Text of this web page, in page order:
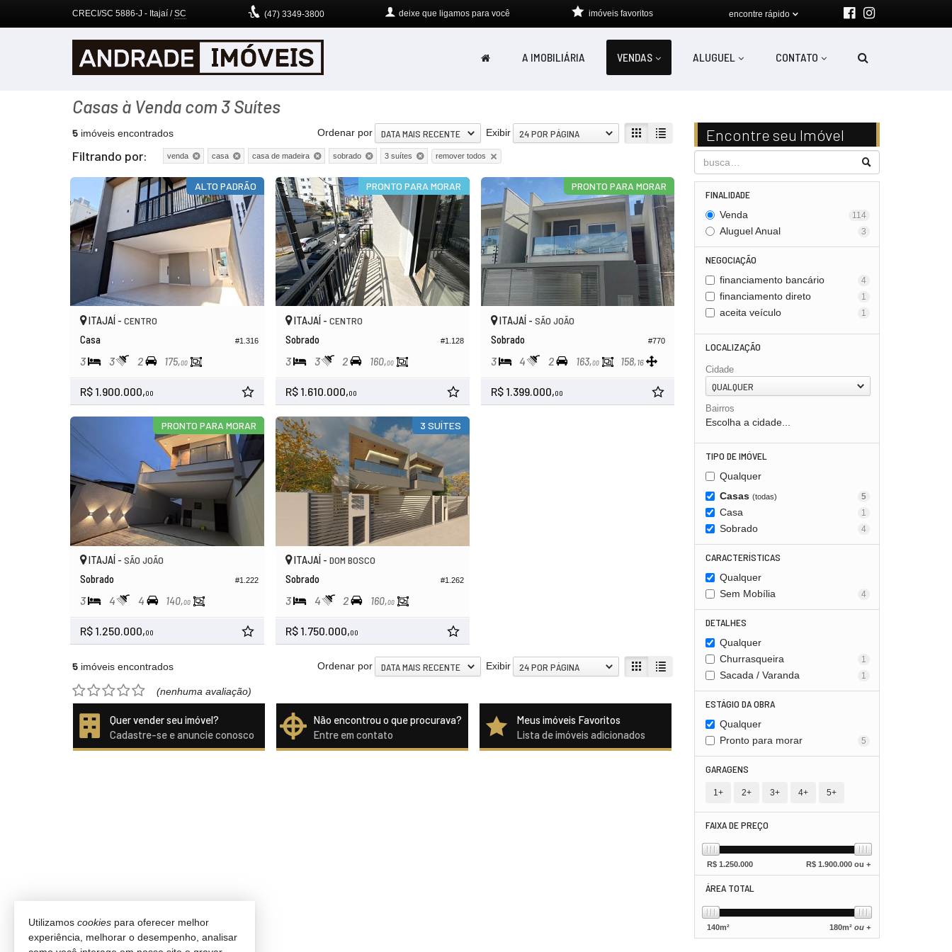
CRECI/SC 5886-J - Itajaí /SC (47) 3349-3800 deixe que ligamos para você encontre rápido
imóveis favoritos
A IMOBILIÁRIA VENDAS ALUGUEL CONTATO
Casas à Venda com 3 Suítes
Encontre seu Imóvel
FINALIDADE
Venda 114
Aluguel Anual 3
NEGOCIAÇÃO
financiamento bancário 4
financiamento direto 1
aceita veículo 1
LOCALIZAÇÃO
Cidade
QUALQUER
Bairros
Escolha a cidade...
TIPO DE IMÓVEL
Qualquer
Casas (todas) 5
Casa 1
Sobrado 4
CARACTERÍSTICAS
Qualquer
Sem Mobília
4
DETALHES
Qualquer
Churrasqueira
1
Sacada / Varanda 1
ESTÁGIO DA OBRA
Qualquer
Pronto para morar
5
GARAGENS
1+ 2+ 3+ 4+ 5+
FAIXA DE PREÇO
R$ 1.250.000 R$1.900.000 ou +
ÁREA TOTAL
140m² 180m²ou +
5 imóveis encontrados Exibir 24 POR PÁGINA
Ordenar por DATA MAIS RECENTE
Filtrando por: venda casa casa de madeira sobrado 3 suítes remover todos
ALTO PADRÃO
#1.316
ITAJAÍ - CENTRO
Casa
3 3 2 175,00
R$ 1.900.000,00
PRONTO PARA MORAR
#1.128
ITAJAÍ - CENTRO
Sobrado
3 3 2 160,00
R$ 1.610.000,00
PRONTO PARA MORAR
#770
ITAJAÍ - SÃO JOÃO
Sobrado
3 4 2 163,00 158,16
R$ 1.399.000,00
PRONTO PARA MORAR
#1.222
ITAJAÍ - SÃO JOÃO
Sobrado
3 4 4 140,00
R$ 1.250.000,00
3 SUÍTES
#1.262
ITAJAÍ - DOM BOSCO
Sobrado
3 4 2 160,00
R$ 1.750.000,00
5 imóveis encontrados Exibir 24 POR PÁGINA
Ordenar por DATA MAIS RECENTE
(nenhuma avaliação)
Quer vender seu imóvel?
Cadastre-se e anuncie conosco
Não encontrou o que procurava?
Entre em contato
Meus imóveis Favoritos
Lista de imóveis adicionados
Utilizamos cookies para oferecer melhor
experiência, melhorar o desempenho, analisar